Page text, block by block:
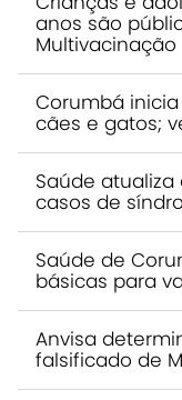
anos são
Multivacinação
Corumbá
cães e gatos;
Saúde
casos de
Saúde de
básicas para
Anvisa
falsificado de